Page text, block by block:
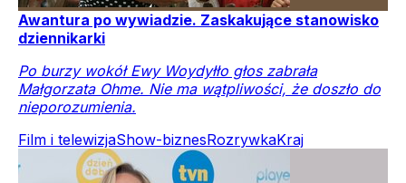
Awantura po wywiadzie. Zaskakujące stanowisko
dziennikarki
Po burzy wokół Ewy Woydyłło głos zabrała
Małgorzata Ohme. Nie ma wątpliwości, że doszło do
nieporozumienia.
Film i telewizjaShow-biznesRozrywkaKraj